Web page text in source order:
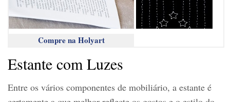
Compre na Holyart
Estante com Luzes
Entre os vários componentes de mobiliário, a estante é